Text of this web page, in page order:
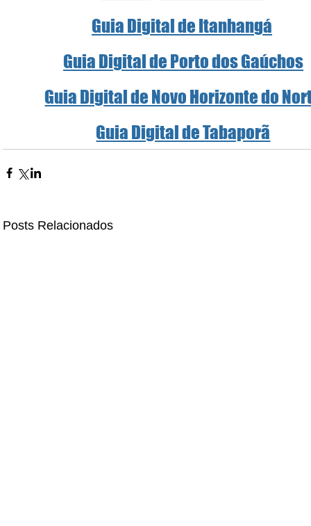
Guia Digital de Itanhangá
Guia Digital de Porto dos Gaúchos
Guia Digital de Novo Horizonte do
Guia Digital de Tabaporã
Posts Relacionados